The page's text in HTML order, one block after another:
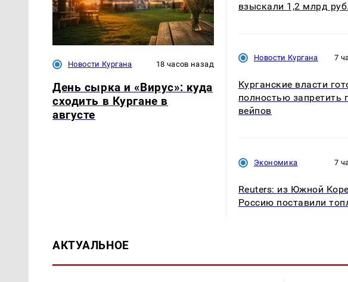
Новости Кургана 18 часов назад
День сырка и «Вирус»: куда
сходить в Кургане в
августе
взыскали 1,2 млрд руб.
Новости Кургана 7
Курганские власти
полностью запретить
вейпов
Экономика 7
Reuters: из Южной
Россию поставили
АКТУАЛЬНОЕ